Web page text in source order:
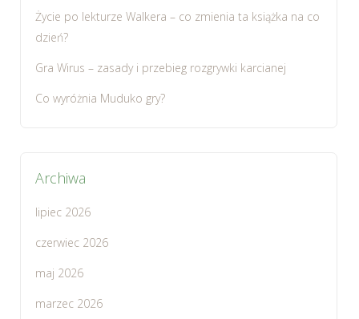
Życie po lekturze Walkera – co zmienia ta książka na co
dzień?
Gra Wirus – zasady i przebieg rozgrywki karcianej
Co wyróżnia Muduko gry?
Archiwa
lipiec 2026
czerwiec 2026
maj 2026
marzec 2026